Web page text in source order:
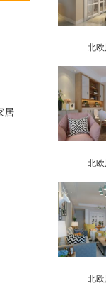
居
北
北
北